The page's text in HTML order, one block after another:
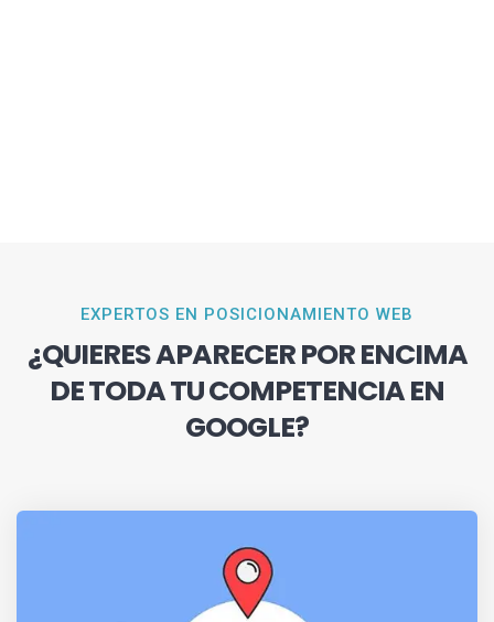
EXPERTOS EN POSICIONAMIENTO WEB
¿QUIERES APARECER POR ENCIMA
DE TODA TU COMPETENCIA EN
GOOGLE?